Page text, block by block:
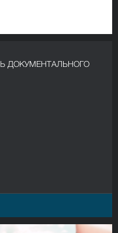
ДОКУМЕНТАЛЬНОГО